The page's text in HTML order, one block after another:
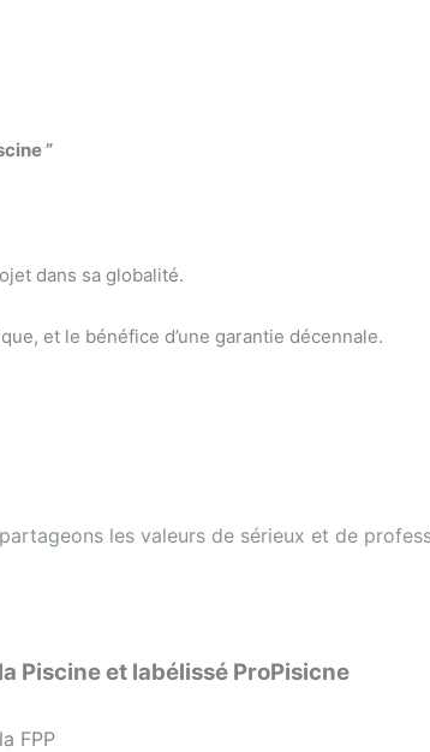
”
dans sa globalité.
et le bénéfice d’une garantie décennale.
les valeurs de sérieux et de
Piscine et labélissé ProPisicne
FPP